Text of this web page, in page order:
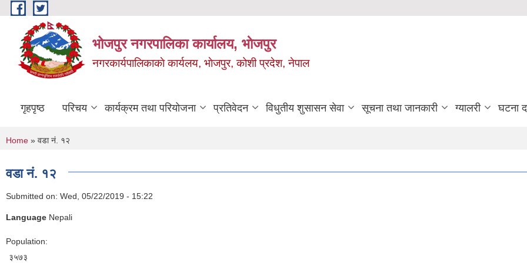
Skip to main content
भोजपुर नगरपालिका कार्यालय, भाेजपुर
नगरकार्यपालिकाकाे कार्यलय, भाेजपुर, कोशी प्रदेश, नेपाल
गृहपृष्ठ परिचय कार्यक्रम तथा परियोजना प्रतिवेदन विधुतीय शुसासन सेवा सूचना तथा जानकारी ग्यालरी घटना
You are here
Home » वडा नं. १२
वडा नं. १२
Submitted on: Wed, 05/22/2019 - 15:22
Language Nepali
Population:
३५७३